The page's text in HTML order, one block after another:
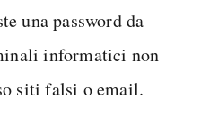
una password da
informatici non
siti falsi o email.